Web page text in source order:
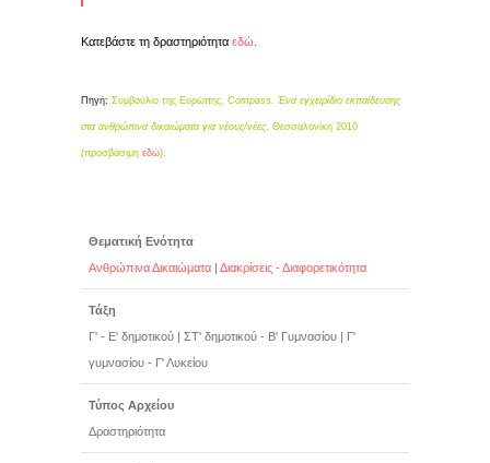
Κατεβάστε τη δραστηριότητα εδώ
Πηγή: Συμβούλιο της Ευρώπης, Compass. Ένα εγχειρίδιο εκπαίδευσης
στα ανθρώπινα δικαιώματα για νέους/νέες, Θεσσαλονίκη 2010
(προσβάσιμη εδώ).
Θεματική Ενότητα
Ανθρώπινα Δικαιώματα | Διακρίσεις - Διαφορετικότητα
Τάξη
Γ' - Ε' δημοτικού | ΣΤ' δημοτικού - Β' Γυμνασίου | Γ'
γυμνασίου - Γ' Λυκείου
Τύπος Αρχείου
Δραστηριότητα